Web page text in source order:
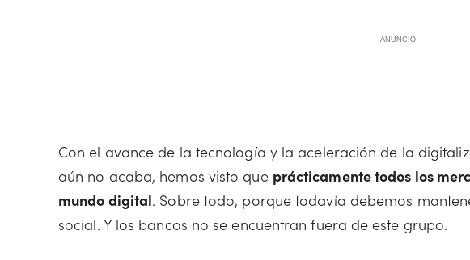
ANUNCIO
Con el avance de la tecnología y la aceleración de la
aún no acaba, hemos visto que prácticamente todos los
mundo digital. Sobre todo, porque todavía debemos
social. Y los bancos no se encuentran fuera de este grupo.